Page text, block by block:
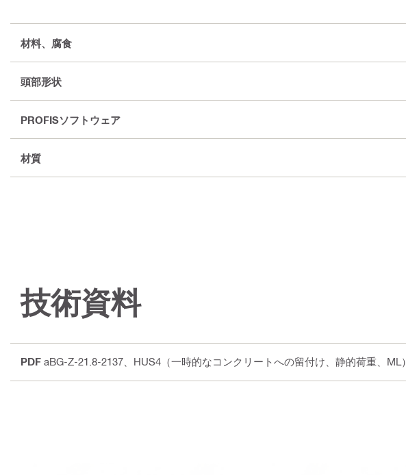
材料、腐食
頭部形状
PROFISソフトウェア
材質
技術資料
PDF aBG-Z-21.8-2137、HUS4（一時的なコンクリートへの留付け、静的荷重、ML）